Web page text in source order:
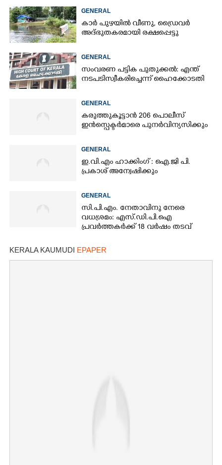
GENERAL
കാർ പുഴയിൽ വീണു, ഡ്രെെവർ
അദ്ഭുതകരമായി രക്ഷപ്പെട്ടു
GENERAL
സംവരണ പട്ടിക പുതുക്കൽ: എന്ത്
നടപടി സ്വീകരിച്ചെന്ന് ഹൈക്കോടതി
GENERAL
കരുത്തുകൂട്ടാൻ 206 പൊലീസ്
ഇൻസ്പെക്ടർമാരെ പുനർവിന്യസിക്കും
GENERAL
ഇ.വി.എം ഹാക്കിംഗ് : ഐ.ജി പി.
പ്രകാശ് അന്വേഷിക്കും
GENERAL
സി.പി.എം. നേതാവിനു നേരെ
വധശ്രമം: എസ്.ഡി.പി.ഐ
പ്രവർത്തകർക്ക് 18 വർഷം തടവ്
KERALA KAUMUDI EPAPER